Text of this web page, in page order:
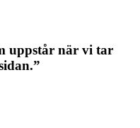
uppstår när vi tar